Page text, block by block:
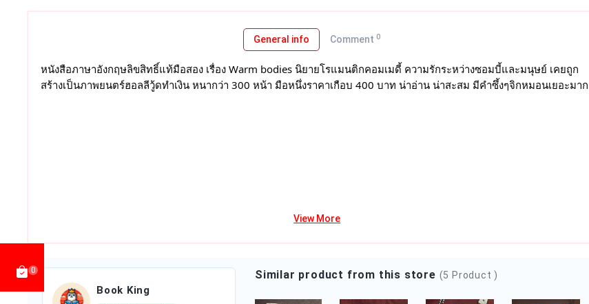
0
General info Comment 0
หนังสือภาษาอังกฤษลิขสิทธิ์แท้มือสอง เรื่อง Warm bodies นิยายโรแมนติกคอมเมดี้ ความรักระหว่างซอมบี้และมนุษย์ เคยถูก
สร้างเป็นภาพยนตร์ฮอลลีวู้ดทำเงิน หนากว่า 300 หน้า มือหนึ่งราคาเกือบ 400 บาท น่าอ่าน น่าสะสม มีคำซึ้งๆจิกหมอนเยอะมาก
View More
การ์ตูนมือหนึ่งนำเข้าสีทั... หนังสือมือสอง Marketing P...
Book King
Similar product from this store (5 Product )